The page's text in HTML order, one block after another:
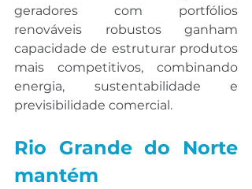
geradores com portfólios
renováveis robustos ganham
capacidade de estruturar produtos
mais competitivos, combinando
energia, sustentabilidade e
previsibilidade comercial.
Rio Grande do Norte
mantém